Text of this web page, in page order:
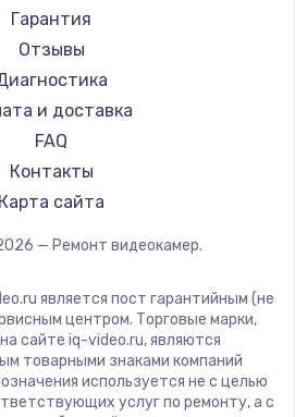
Гарантия
Отзывы
и доставка
FAQ
Контакты
Карта сайта
— Ремонт видеокамер.
является пост гарантийным (не
центром. Торговые марки,
сайте iq-video.ru, являются
товарными знаками компаний
используется не с целью
услуг по ремонту, а с